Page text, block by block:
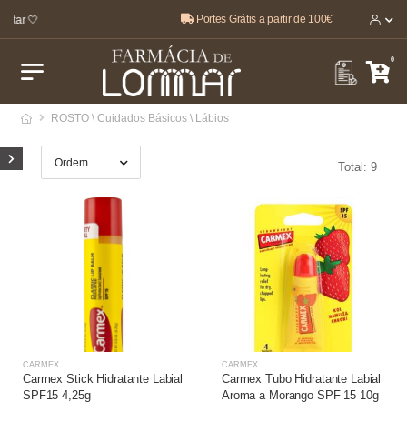
🤍 Portes Grátis a partir de 100€
0
ROSTO \ Cuidados Básicos \ Lábios
Total: 9
CARMEX
Carmex Stick Hidratante Labial
SPF15 4,25g
CARMEX
Carmex Tubo Hidratante Labial
Aroma a Morango SPF 15 10g